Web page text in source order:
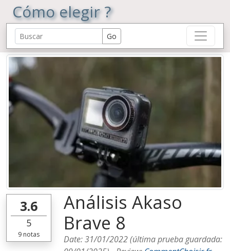
Cómo elegir ?
3.6
5
9 notas
Análisis Akaso
Brave 8
Date:31/01/2022(última prueba guardada: